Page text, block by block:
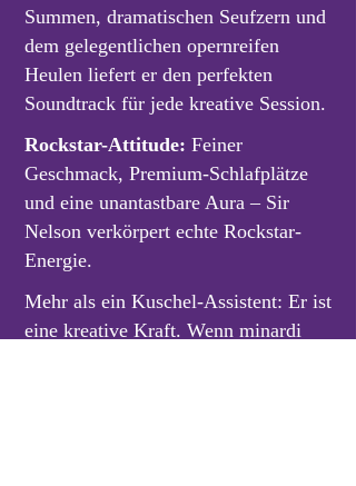
Summen, dramatischen Seufzern und
dem gelegentlichen opernreifen
Heulen liefert er den perfekten
Soundtrack für jede kreative Session.
Rockstar-Attitude: Feiner
Geschmack, Premium-Schlafplätze
und eine unantastbare Aura – Sir
Nelson verkörpert echte Rockstar-
Energie.
Mehr als ein Kuschel-Assistent: Er ist
eine kreative Kraft. Wenn minardi